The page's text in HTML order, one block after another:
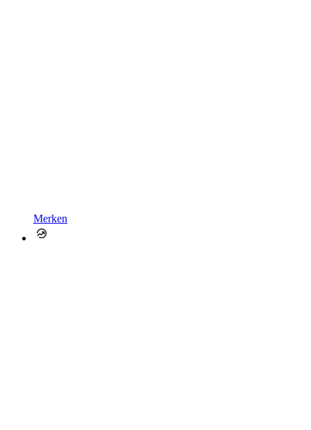
Merken